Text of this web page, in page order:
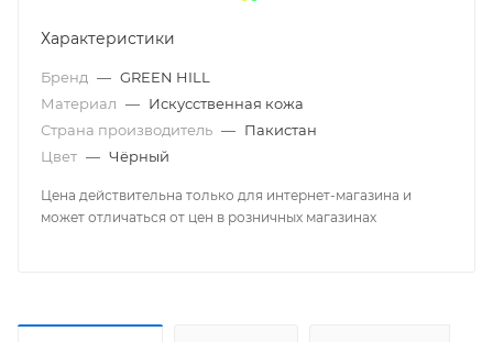
Характеристики
Бренд — GREEN HILL
Материал — Искусственная кожа
Страна производитель — Пакистан
Цвет — Чёрный
Цена действительна только для интернет-магазина и
может отличаться от цен в розничных магазинах